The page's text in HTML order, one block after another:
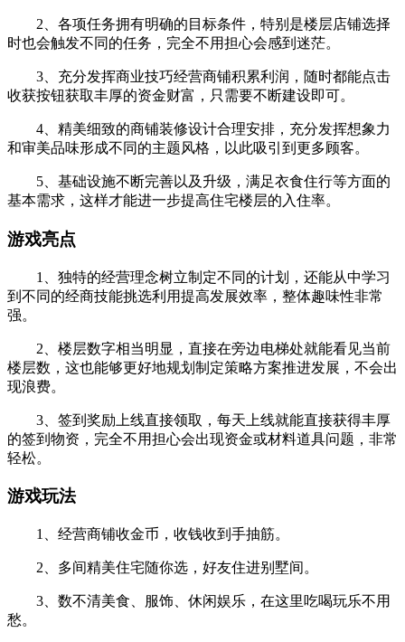
2、各项任务拥有明确的目标条件，特别是楼层店铺选择
时也会触发不同的任务，完全不用担心会感到迷茫。
3、充分发挥商业技巧经营商铺积累利润，随时都能点击
收获按钮获取丰厚的资金财富，只需要不断建设即可。
4、精美细致的商铺装修设计合理安排，充分发挥想象力
和审美品味形成不同的主题风格，以此吸引到更多顾客。
5、基础设施不断完善以及升级，满足衣食住行等方面的
基本需求，这样才能进一步提高住宅楼层的入住率。
游戏亮点
1、独特的经营理念树立制定不同的计划，还能从中学习
到不同的经商技能挑选利用提高发展效率，整体趣味性非常
强。
2、楼层数字相当明显，直接在旁边电梯处就能看见当前
楼层数，这也能够更好地规划制定策略方案推进发展，不会出
现浪费。
3、签到奖励上线直接领取，每天上线就能直接获得丰厚
的签到物资，完全不用担心会出现资金或材料道具问题，非常
轻松。
游戏玩法
1、经营商铺收金币，收钱收到手抽筋。
2、多间精美住宅随你选，好友住进别墅间。
3、数不清美食、服饰、休闲娱乐，在这里吃喝玩乐不用
愁。